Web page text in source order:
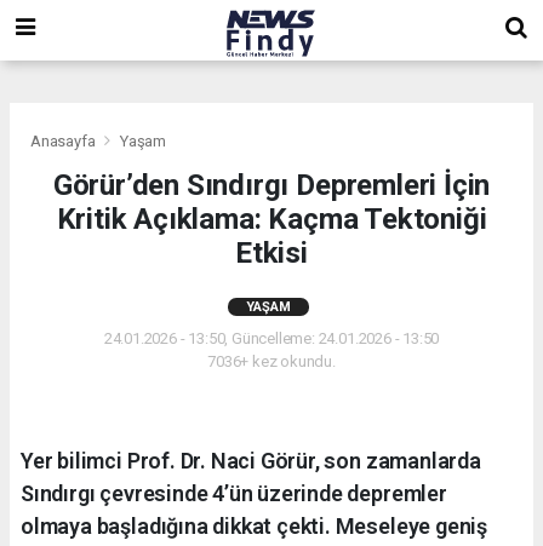
Anasayfa Yaşam
Görür’den Sındırgı Depremleri İçin
Kritik Açıklama: Kaçma Tektoniği
Etkisi
YAŞAM
24.01.2026 - 13:50, Güncelleme: 24.01.2026 - 13:50
7036+ kez okundu.
Yer bilimci Prof. Dr. Naci Görür, son zamanlarda
Sındırgı çevresinde 4’ün üzerinde depremler
olmaya başladığına dikkat çekti. Meseleye geniş